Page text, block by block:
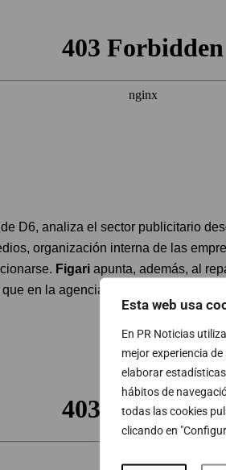
Esta web usa
En PR Noticias
mejor experiencia
elaborar
hábitos de
todas las cookies
clicando en
D6, analiza el sector publicitario
organización interna de las
Figari apunta, además, al
en la agencia prará la idea frente